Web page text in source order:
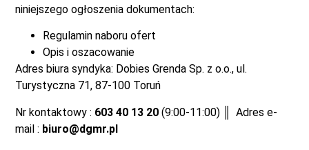
niniejszego ogłoszenia dokumentach:
Regulamin naboru ofert
Opis i oszacowanie
Adres biura syndyka: Dobies Grenda Sp. z o.o., ul.
Turystyczna 71, 87-100 Toruń
Nr kontaktowy : 603 40 13 20 (9:00-11:00) ║ Adres e-
mail : biuro@dgmr.pl